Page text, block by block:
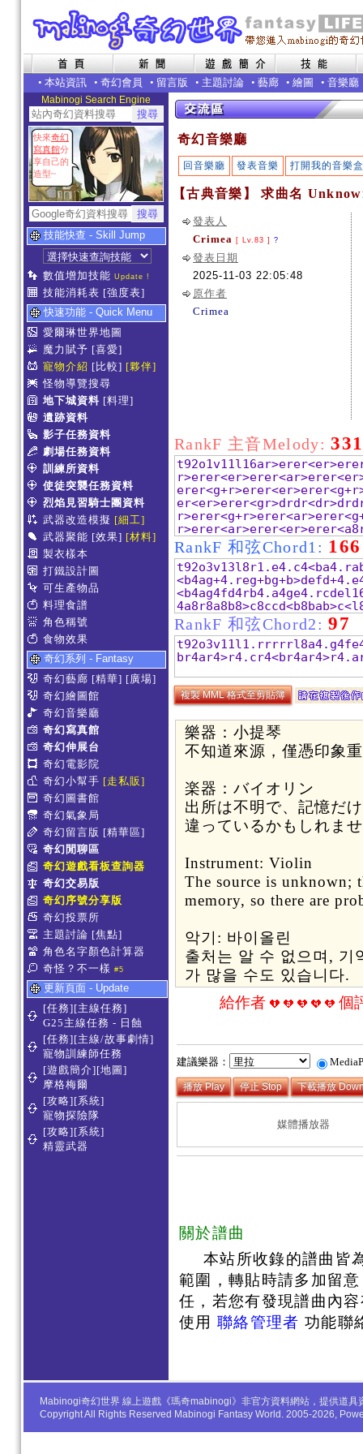
• 本站資訊 • 奇幻會員 • 留言版 • 主題討論 • 藝廊 • 繪圖 • 音樂廳
Mabinogi Search Engine
快來奇幻
寫真館分
享自己的
造型~
技能快查 - Skill Jump
數值增加技能 Update !
技能消耗表 [強度表]
快速功能 - Quick Menu
愛爾琳世界地圖
魔力賦予 [喜愛]
寵物介紹 [比較] [夥伴]
怪物導覽搜尋
地下城資料 [料理]
遺跡資料
影子任務資料
劇場任務資料
訓練所資料
使徒突襲任務資料
烈焰見習騎士團資料
武器改造模擬 [細工]
武器聚能 [效果] [材料]
製衣樣本
打鐵設計圖
可生產物品
料理食譜
角色稱號
食物效果
奇幻系列 - Fantasy
奇幻藝廊 [精華] [廣場]
奇幻繪圖館
奇幻音樂廳
奇幻寫真館
奇幻伸展台
奇幻電影院
奇幻小幫手 [走私販]
奇幻圖書館
奇幻氣象局
奇幻留言版 [精華區]
奇幻閒聊區
奇幻遊戲看板查詢器
奇幻交易版
奇幻序號分享版
奇幻投票所
主題討論 [焦點]
角色名字顏色計算器
奇怪？不一樣 #5
更新頁面 - Update
[任務][主線任務]
G25主線任務 - 日蝕
[任務][主線/故事劇情]
寵物訓練師任務
[遊戲簡介][地圖]
摩格梅爾
[攻略][系統]
寵物探險隊
[攻略][系統]
精靈武器
奇幻音樂廳
回音樂廳 發表音樂 打開我的音樂盒
【古典音樂】 求曲名
發表人
Crimea [ Lv.83 ] ?
發表日期
2025-11-03 22:05:48
原作者
Crimea
RankF 主音Melody:331
RankF 和弦Chord1: 166
RankF 和弦Chord2:97
複製 MML 格式至剪貼簿
樂器：小提琴
不知道來源，僅憑印象
楽器：バイオリン
出所は不明で、記憶だ
違っているかもしれま
Instrument: Violin
The source is unknown;
memory, so there are
악기: 바이올린
출처는 알 수 없으며, 기
가 많을 수도 있습니다.
給作者
個
建議樂器：
媒體播放器
關於譜曲
本站所收錄的譜曲皆
範圍，轉貼時請多加留
任，若您有發現譜曲內
使用 聯絡管理者 功能聯
Mabinogi奇幻世界 線上遊戲《瑪奇mabinogi》非官方資料網站，提供道
Copyright All Rights Reserved Mabinogi Fantasy World. 2005-2026,